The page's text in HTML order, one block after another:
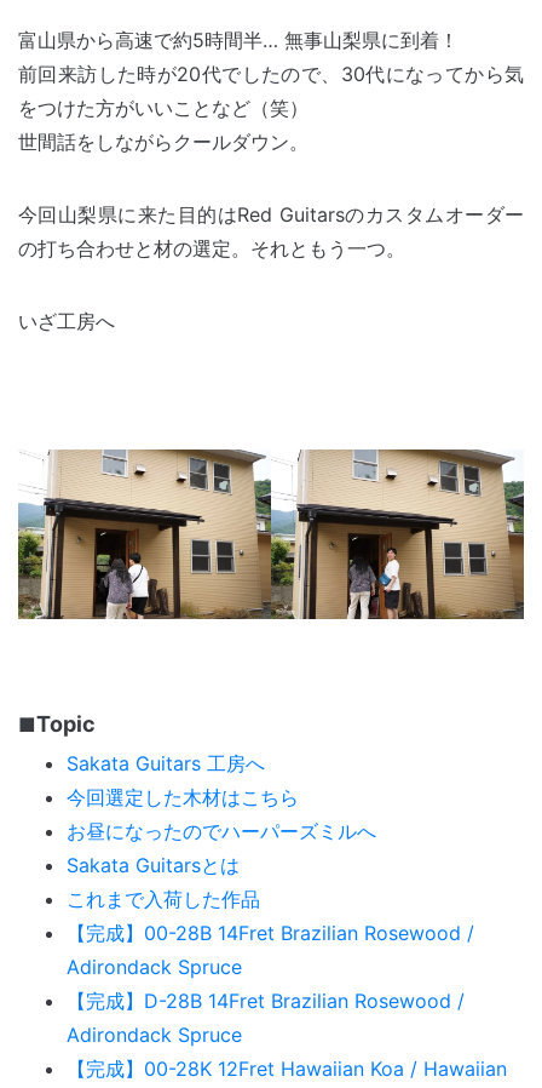
富山県から高速で約5時間半… 無事山梨県に到着！
前回来訪した時が20代でしたので、30代になってから気
をつけた方がいいことなど（笑）
世間話をしながらクールダウン。
今回山梨県に来た目的はRed Guitarsのカスタムオーダー
の打ち合わせと材の選定。それともう一つ。
いざ工房へ
Topic
Sakata Guitars 工房へ
今回選定した木材はこちら
お昼になったのでハーパーズミルへ
Sakata Guitarsとは
これまで入荷した作品
【完成】00-28B 14Fret Brazilian Rosewood /
Adirondack Spruce
【完成】D-28B 14Fret Brazilian Rosewood /
Adirondack Spruce
【完成】00-28K 12Fret Hawaiian Koa / Hawaiian